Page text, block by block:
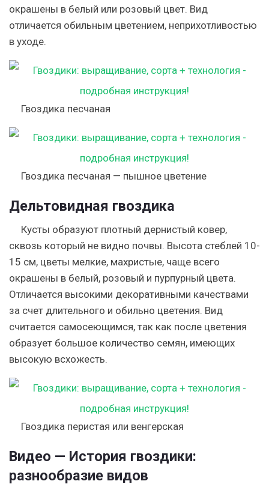
окрашены в белый или розовый цвет. Вид
отличается обильным цветением, неприхотливостью
в уходе.
Гвоздика песчаная
Гвоздика песчаная — пышное цветение
Дельтовидная гвоздика
Кусты образуют плотный дернистый ковер,
сквозь который не видно почвы. Высота стеблей 10-
15 см, цветы мелкие, махристые, чаще всего
окрашены в белый, розовый и пурпурный цвета.
Отличается высокими декоративными качествами
за счет длительного и обильно цветения. Вид
считается самосеющимся, так как после цветения
образует большое количество семян, имеющих
высокую всхожесть.
Гвоздика перистая или венгерская
Видео — История гвоздики:
разнообразие видов